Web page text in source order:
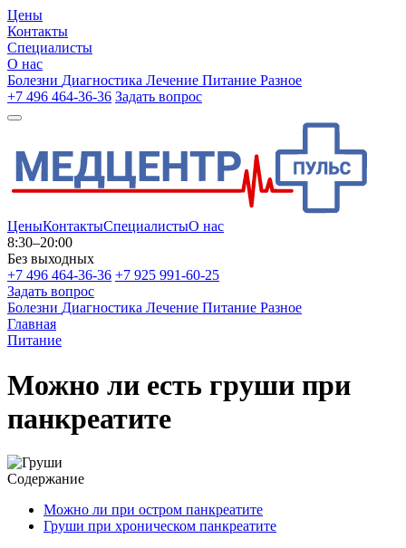
Цены
Контакты
Специалисты
О нас
Болезни Диагностика Лечение Питание Разное
+7 496 464-36-36 Задать вопрос
ЦеныКонтактыСпециалистыО нас
8:30–20:00
Без выходных
+7 496 464-36-36 +7 925 991-60-25
Задать вопрос
Болезни Диагностика Лечение Питание Разное
Главная
Питание
Можно ли есть груши при
панкреатите
Содержание
Можно ли при остром панкреатите
Груши при хроническом панкреатите